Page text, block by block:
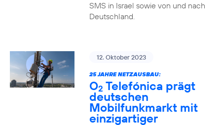
SMS in Israel sowie von und nach
Deutschland.
12. Oktober 2023
25 JAHRE NETZAUSBAU:
O2 Telefónica prägt
deutschen
Mobilfunkmarkt mit
einzigartiger